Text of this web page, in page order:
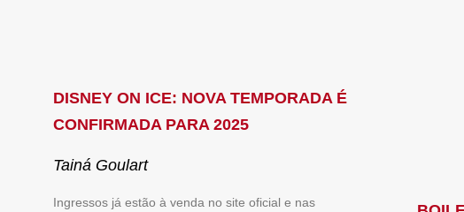
DISNEY ON ICE: NOVA TEMPORADA É
CONFIRMADA PARA 2025
Tainá Goulart
Ingressos já estão à venda no site oficial e nas